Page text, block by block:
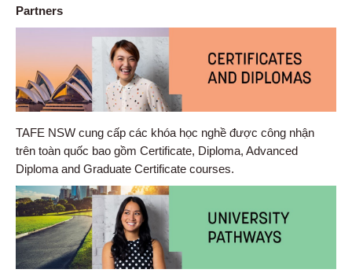
Partners
TAFE NSW cung cấp các khóa học nghề được công nhận
trên toàn quốc bao gồm Certificate, Diploma, Advanced
Diploma and Graduate Certificate courses.